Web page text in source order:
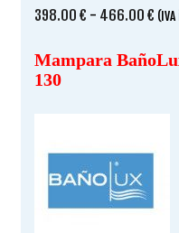
398.00 € - 466.00 €
Mampara
130